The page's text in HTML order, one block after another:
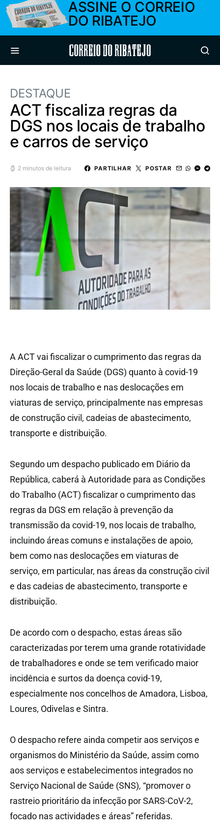
ASSINE O CORREIO
DO RIBATEJO
Correio do Ribatejo
DESTAQUE
ACT fiscaliza regras da
DGS nos locais de trabalho
e carros de serviço
2 minutos de leitura PARTILHAR POSTAR
A ACT vai fiscalizar o cumprimento das regras da
Direção-Geral da Saúde (DGS) quanto à covid-19
nos locais de trabalho e nas deslocações em
viaturas de serviço, principalmente nas empresas
de construção civil, cadeias de abastecimento,
transporte e distribuição.
Segundo um despacho publicado em Diário da
República, caberá à Autoridade para as Condições
do Trabalho (ACT) fiscalizar o cumprimento das
regras da DGS em relação à prevenção da
transmissão da covid-19, nos locais de trabalho,
incluindo áreas comuns e instalações de apoio,
bem como nas deslocações em viaturas de
serviço, em particular, nas áreas da construção civil
e das cadeias de abastecimento, transporte e
distribuição.
De acordo com o despacho, estas áreas são
caracterizadas por terem uma grande rotatividade
de trabalhadores e onde se tem verificado maior
incidência e surtos da doença covid-19,
especialmente nos concelhos de Amadora, Lisboa,
Loures, Odivelas e Sintra.
O despacho refere ainda competir aos serviços e
organismos do Ministério da Saúde, assim como
aos serviços e estabelecimentos integrados no
Serviço Nacional de Saúde (SNS), “promover o
rastreio prioritário da infecção por SARS-CoV-2,
focado nas actividades e áreas” referidas.